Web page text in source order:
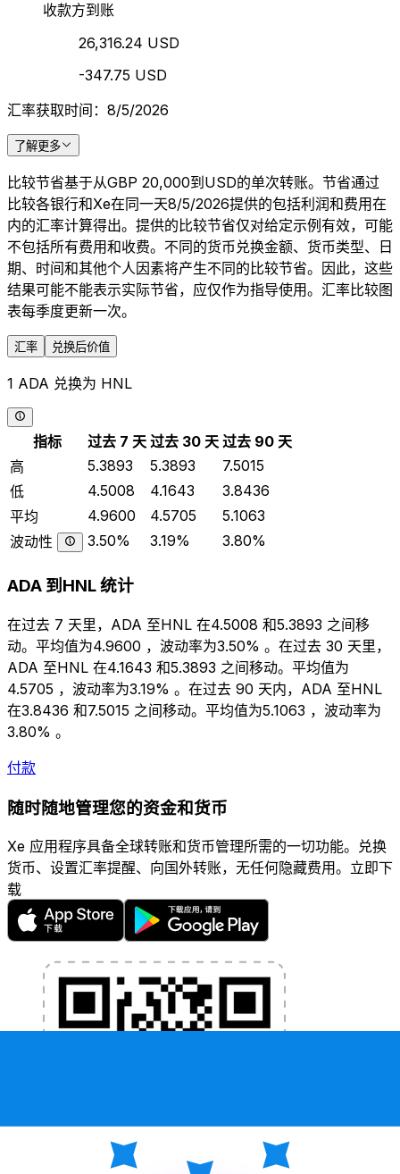
收款方到账
26,316.24 USD
-347.75 USD
汇率获取时间：8/5/2026
了解更多
比较节省基于从GBP 20,000到USD的单次转账。节省通过
比较各银行和Xe在同一天8/5/2026提供的包括利润和费用在
内的汇率计算得出。提供的比较节省仅对给定示例有效，可能
不包括所有费用和收费。不同的货币兑换金额、货币类型、日
期、时间和其他个人因素将产生不同的比较节省。因此，这些
结果可能不能表示实际节省，应仅作为指导使用。汇率比较图
表每季度更新一次。
汇率 兑换后价值
1 ADA 兑换为 HNL
指标 过去 7 天 过去 30 天 过去 90 天
高
5.3893 5.3893
7.5015
低
4.5008 4.1643
3.8436
平均
4.9600 4.5705
5.1063
波动性
3.50% 3.19% 3.80%
ADA 到HNL 统计
在过去 7 天里，ADA 至HNL 在4.5008 和5.3893 之间移
动。平均值为4.9600 ，波动率为3.50% 。在过去 30 天里，
ADA 至HNL 在4.1643 和5.3893 之间移动。平均值为
4.5705 ，波动率为3.19% 。在过去 90 天内，ADA 至HNL
在3.8436 和7.5015 之间移动。平均值为5.1063 ，波动率为
3.80% 。
付款
随时随地管理您的资金和货币
Xe 应用程序具备全球转账和货币管理所需的一切功能。兑换
货币、设置汇率提醒、向国外转账，无任何隐藏费用。立即下
载